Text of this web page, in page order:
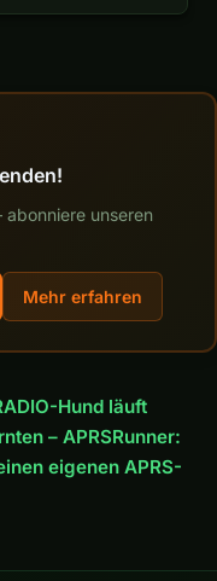
abonniere unseren
Mehr erfahren
Hund läuft
– APRSRunner:
eigenen APRS-